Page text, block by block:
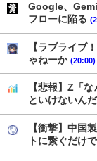
Google、
フローに陥る
【ラブライブ
ゃねーか (20:00)
【悲報】Z「
といけないんだ
【衝撃】中国
トに繋ぐだけ